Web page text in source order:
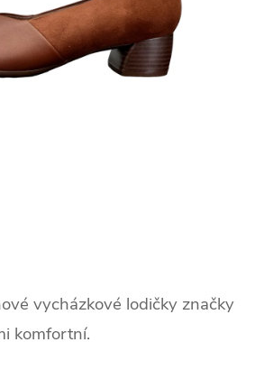
vycházkové lodičky značky
komfortní.